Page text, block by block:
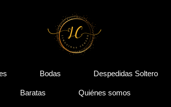
Bodas Despedidas Soltero
Baratas Quiénes somos